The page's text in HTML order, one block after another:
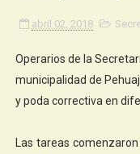
abril 02, 2018
Operarios de la
municipalidad de
y poda correctiva en
Las tareas